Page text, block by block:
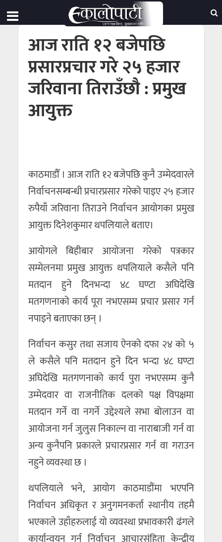
आज राति १२ बजेपछि
प्रसारप्रचार गरे २५ हजार
जरिवाना तिराउँछौ : प्रमुख
आयुक्त
काठमाडौँ । आज राति १२ बजेपछि कुनै उम्मेदवारले
निर्वाचनसम्बन्धी प्रचारप्रसार गरेको पाइए २५ हजार
रुपैयाँ जरिवाना तिराउने निर्वाचन आयोगका प्रमुख
आयुक्त दिनेशकुमार थपलियाले बताए।
आयोगले बिहीबार आयोजना गरेको पत्रकार
सम्मेलनमा प्रमुख आयुक्त थपलियाले कसैले पनि
मतदान हुने दिनभन्दा ४८ घण्टा अघिदेखि
मतगणनाको कार्य पूरा नभएसम्म प्रचार प्रसार गर्न
नपाइने बताएका छन् ।
निर्वाचन कसुर तथा सजाय ऐनको दफा २४ को ५
ले कसैले पनि मतदान हुने दिन भन्दा ४८ घण्टा
अघिदेखि मतगणनाको कार्य पुरा नभएसम्म कुनै
उम्मेदवार वा राजनीतिक दलको पक्ष विपक्षमा
मतदान गर्ने वा नगर्ने उद्देश्यले सभा बोलाउन वा
आयोजना गर्न जुलुस निकाल्न वा नाराबाजी गर्न वा
अन्य कुनैपनि प्रकारले प्रचारप्रसार गर्न वा गराउन
नहुने व्यवस्था छ ।
थपलियाले भने, आयोग काठमाडौंमा भएपनि
निर्वाचन अधिकृत र अनुगमनकर्ता स्थानीय तहमै
भएकाले उहाँहरुलाई यो व्यवस्था प्रभावकारी ढंगले